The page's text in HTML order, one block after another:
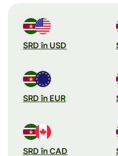
SRD în USD
SRD în EUR
SRD în CAD